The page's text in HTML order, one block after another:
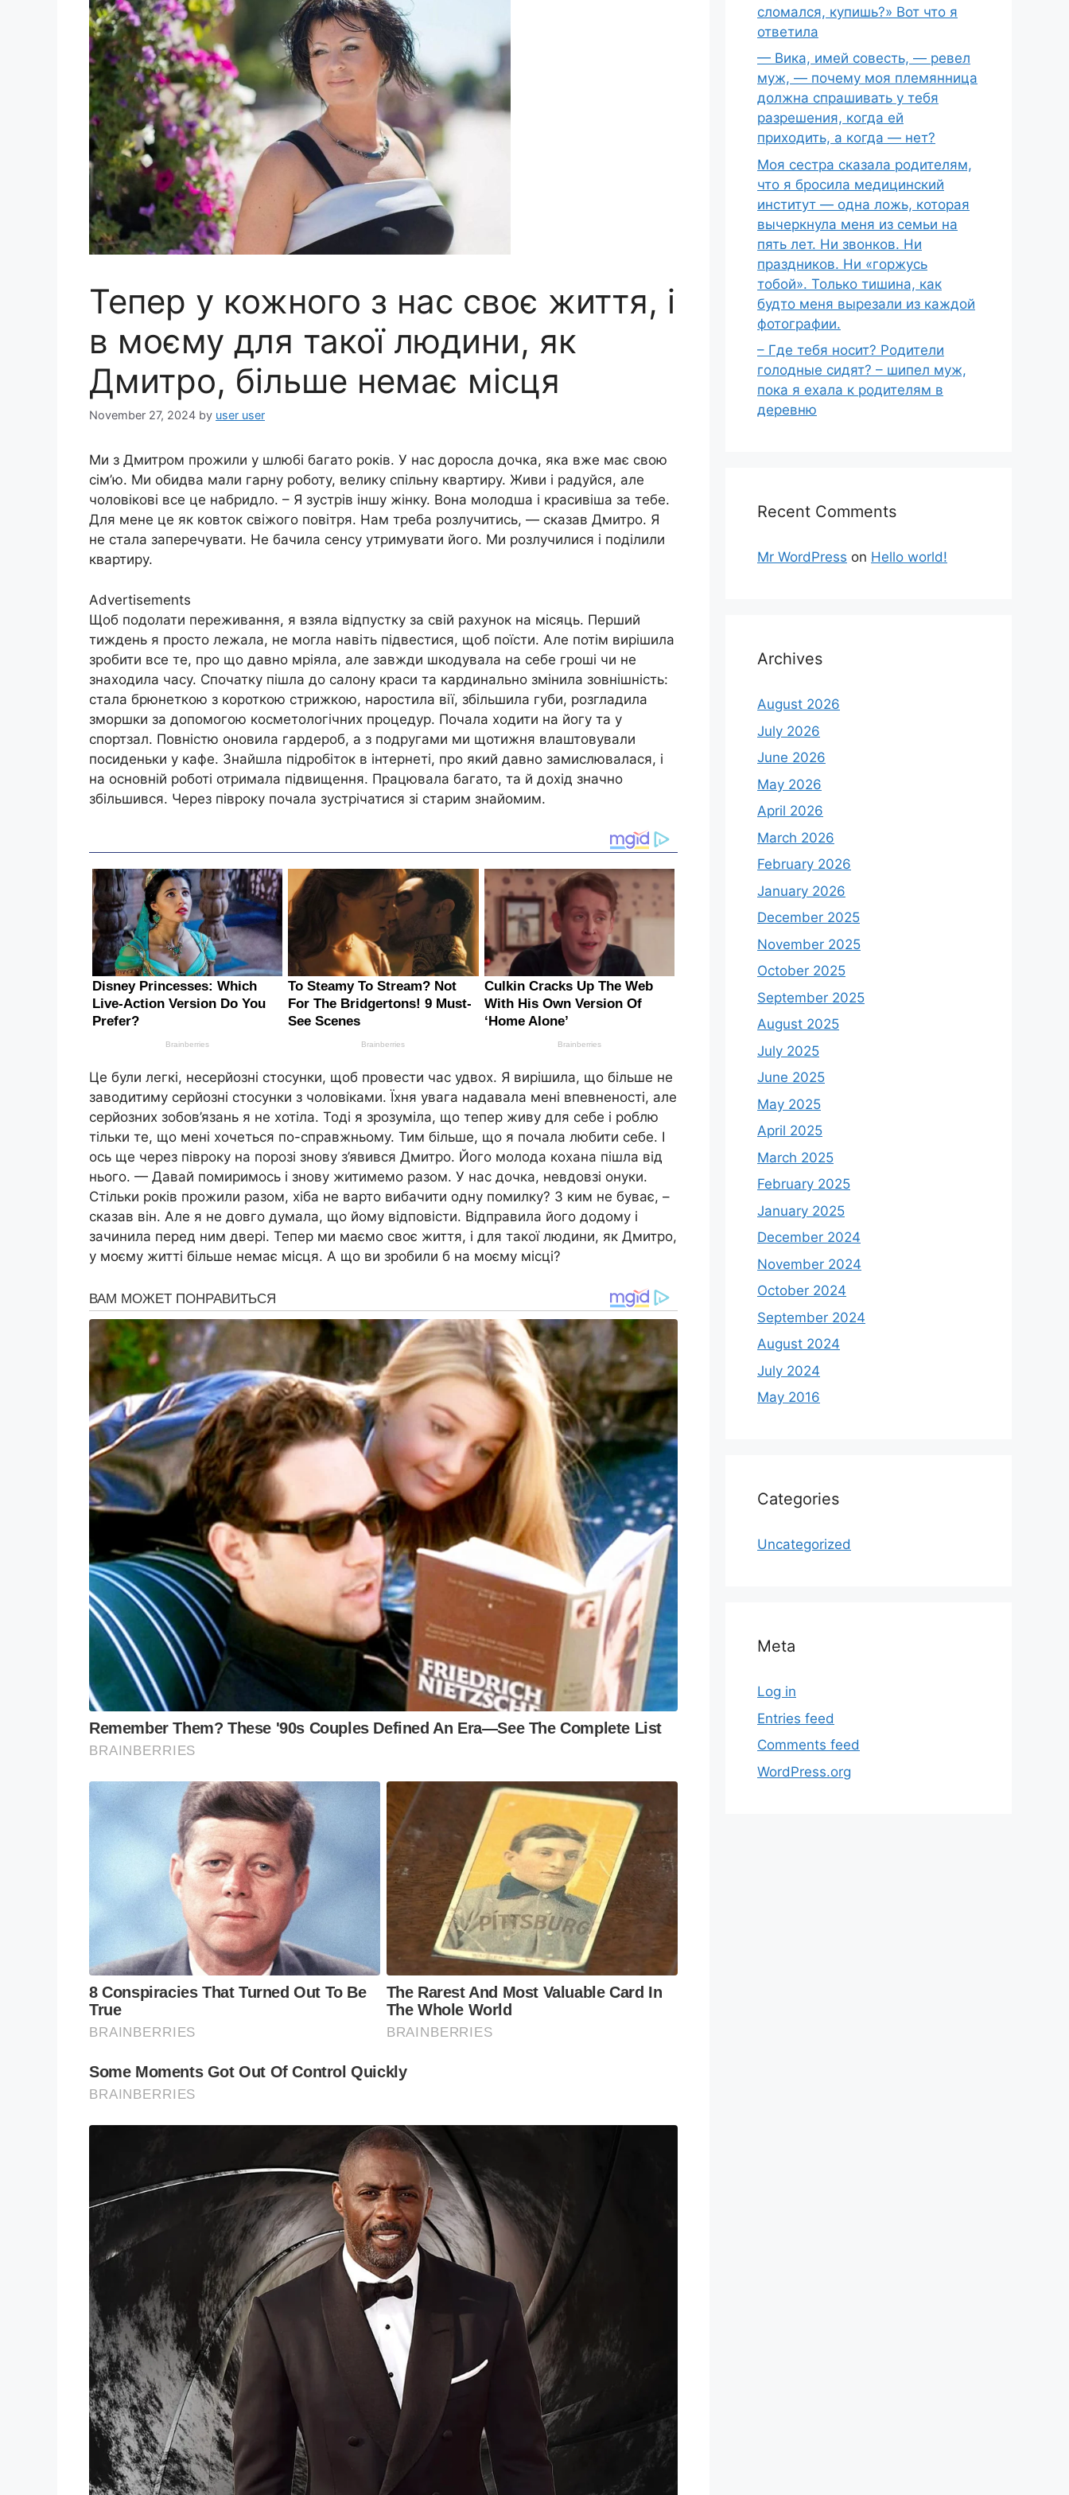
Тепер у кожного з нас своє життя, і
в моєму для такої людини, як
Дмитро, більше немає місця
November 27, 2024 by user user
Ми з Дмитром прожили у шлюбі багато років. У нас доросла дочка, яка вже має свою
сім’ю. Ми обидва мали гарну роботу, велику спільну квартиру. Живи і радуйся, але
чоловікові все це набридло. – Я зустрів іншу жінку. Вона молодша і красивіша за тебе.
Для мене це як ковток свіжого повітря. Нам треба розлучитись, — сказав Дмитро. Я
не стала заперечувати. Не бачила сенсу утримувати його. Ми розлучилися і поділили
квартиру.
Advertisements
Щоб подолати переживання, я взяла відпустку за свій рахунок на місяць. Перший
тиждень я просто лежала, не могла навіть підвестися, щоб поїсти. Але потім вирішила
зробити все те, про що давно мріяла, але завжди шкодувала на себе гроші чи не
знаходила часу. Спочатку пішла до салону краси та кардинально змінила зовнішність:
стала брюнеткою з короткою стрижкою, наростила вії, збільшила губи, розгладила
зморшки за допомогою косметологічних процедур. Почала ходити на йогу та у
спортзал. Повністю оновила гардероб, а з подругами ми щотижня влаштовували
посиденьки у кафе. Знайшла підробіток в інтернеті, про який давно замислювалася, і
на основній роботі отримала підвищення. Працювала багато, та й дохід значно
збільшився. Через півроку почала зустрічатися зі старим знайомим.
Це були легкі, несерйозні стосунки, щоб провести час удвох. Я вирішила, що більше не
заводитиму серйозні стосунки з чоловіками. Їхня увага надавала мені впевненості, але
серйозних зобов’язань я не хотіла. Тоді я зрозуміла, що тепер живу для себе і роблю
тільки те, що мені хочеться по-справжньому. Тим більше, що я почала любити себе. І
ось ще через півроку на порозі знову з’явився Дмитро. Його молода кохана пішла від
нього. — Давай помиримось і знову житимемо разом. У нас дочка, невдовзі онуки.
Стільки років прожили разом, хіба не варто вибачити одну помилку? З ким не буває, –
сказав він. Але я не довго думала, що йому відповісти. Відправила його додому і
зачинила перед ним двері. Тепер ми маємо своє життя, і для такої людини, як Дмитро,
у моєму житті більше немає місця. А що ви зробили б на моєму місці?
сломался, купишь?» Вот что я
ответила
— Вика, имей совесть, — ревел
муж, — почему моя племянница
должна спрашивать у тебя
разрешения, когда ей
приходить, а когда — нет?
Моя сестра сказала родителям,
что я бросила медицинский
институт — одна ложь, которая
вычеркнула меня из семьи на
пять лет. Ни звонков. Ни
праздников. Ни «горжусь
тобой». Только тишина, как
будто меня вырезали из каждой
фотографии.
– Где тебя носит? Родители
голодные сидят? – шипел муж,
пока я ехала к родителям в
деревню
Recent Comments
Mr WordPress on Hello world!
Archives
August 2026
July 2026
June 2026
May 2026
April 2026
March 2026
February 2026
January 2026
December 2025
November 2025
October 2025
September 2025
August 2025
July 2025
June 2025
May 2025
April 2025
March 2025
February 2025
January 2025
December 2024
November 2024
October 2024
September 2024
August 2024
July 2024
May 2016
Categories
Uncategorized
Meta
Log in
Entries feed
Comments feed
WordPress.org